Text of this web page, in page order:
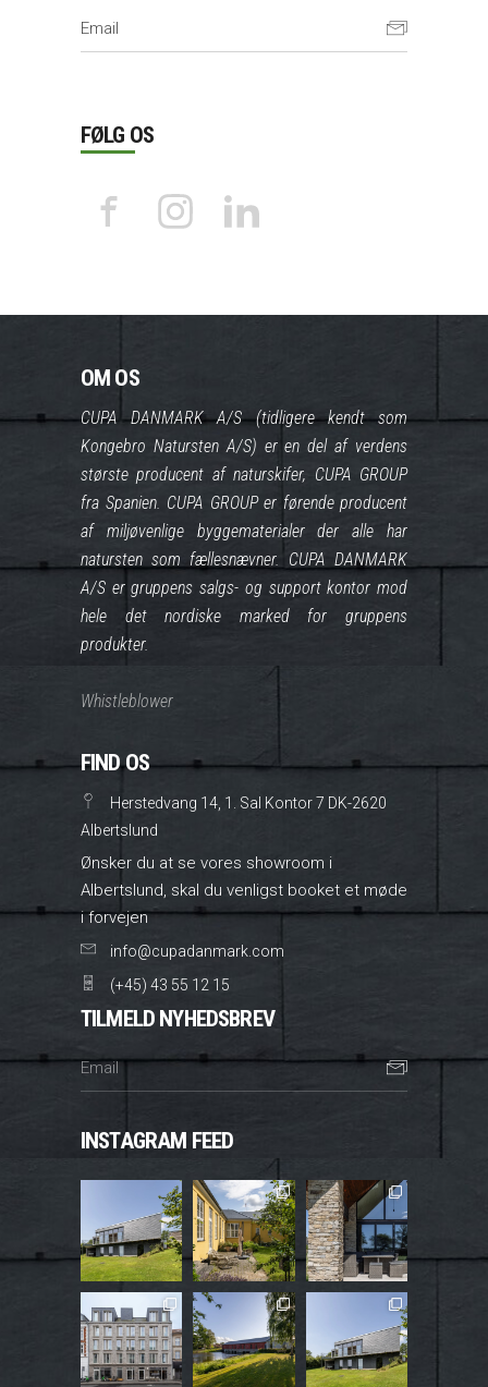
FØLG OS
OM OS
CUPA DANMARK A/S (tidligere kendt som
Kongebro Natursten A/S) er en del af verdens
største producent af naturskifer, CUPA GROUP
fra Spanien. CUPA GROUP er førende producent
af miljøvenlige byggematerialer der alle har
natursten som fællesnævner. CUPA DANMARK
A/S er gruppens salgs- og support kontor mod
hele det nordiske marked for gruppens
produkter.
Whistleblower
FIND OS
Herstedvang 14, 1. Sal Kontor 7 DK-2620
Albertslund
Ønsker du at se vores showroom i
Albertslund, skal du venligst booket et møde
i forvejen
info@cupadanmark.com
(+45) 43 55 12 15
TILMELD NYHEDSBREV
INSTAGRAM FEED